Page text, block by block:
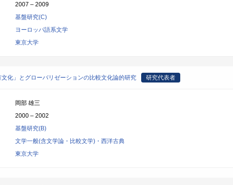
2007 – 2009
基盤研究(C)
ヨーロッパ語系文学
東京大学
化」とグローバリゼーションの比較文化論的研究 研究代表者
岡部 雄三
2000 – 2002
基盤研究(B)
文学一般(含文学論・比較文学)・西洋古典
東京大学